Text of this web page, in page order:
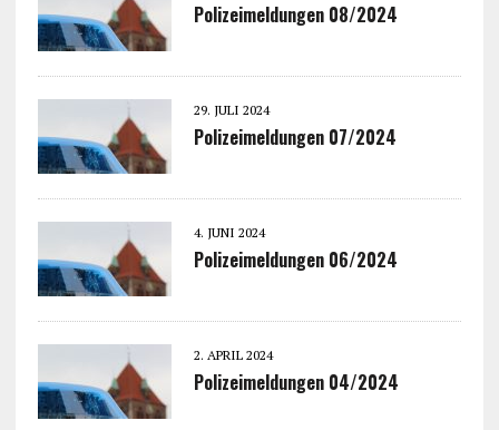
Polizeimeldungen 08/2024
29. JULI 2024
Polizeimeldungen 07/2024
4. JUNI 2024
Polizeimeldungen 06/2024
2. APRIL 2024
Polizeimeldungen 04/2024